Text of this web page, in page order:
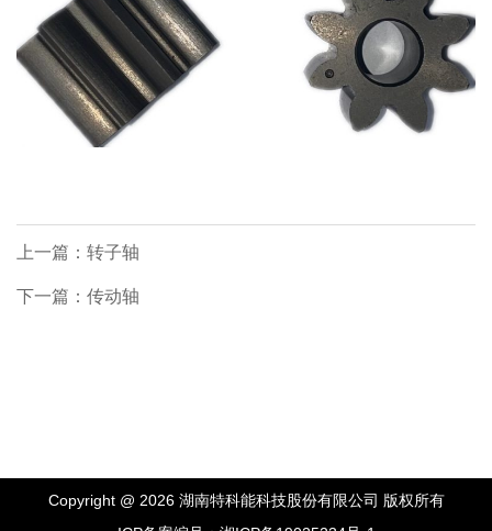
上一篇：转子轴
下一篇：传动轴
Copyright @ 2026 湖南特科能科技股份有限公司 版权所有